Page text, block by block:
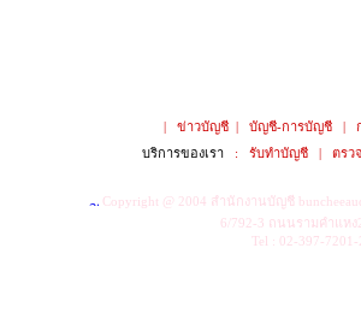
| ข่าวบัญชี | บัญชี-การบัญชี |
บริการของเรา
: รับทำบัญชี | ตรว
Copyright @ 2004 สำนักงานบัญชี
6/792-3 ถนนรามคำแหง
Tel : 02-397-